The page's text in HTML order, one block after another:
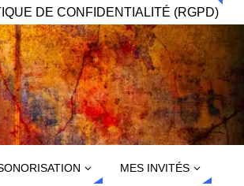
DE CONFIDENTIALITÉ (RGPD)
MES INVITÉS